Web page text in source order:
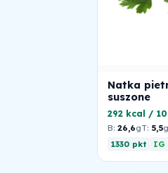
Natka
suszone
292 kcal /
B: 26,6gT: 5,5g
1330 pkt IG